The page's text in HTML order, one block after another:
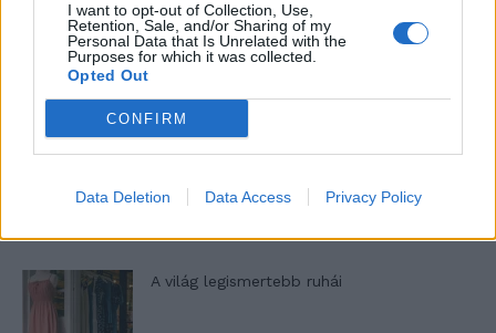
I want to opt-out of Collection, Use,
Retention, Sale, and/or Sharing of my
Personal Data that Is Unrelated with the
Purposes for which it was collected.
Opted Out
CONFIRM
Data Deletion Data Access Privacy Policy
A világ legismertebb ruhái